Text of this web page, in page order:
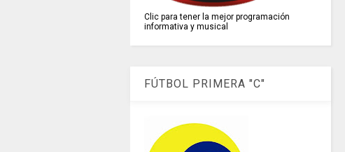
Clic para tener la mejor programación
informativa y musical
FÚTBOL PRIMERA "C"